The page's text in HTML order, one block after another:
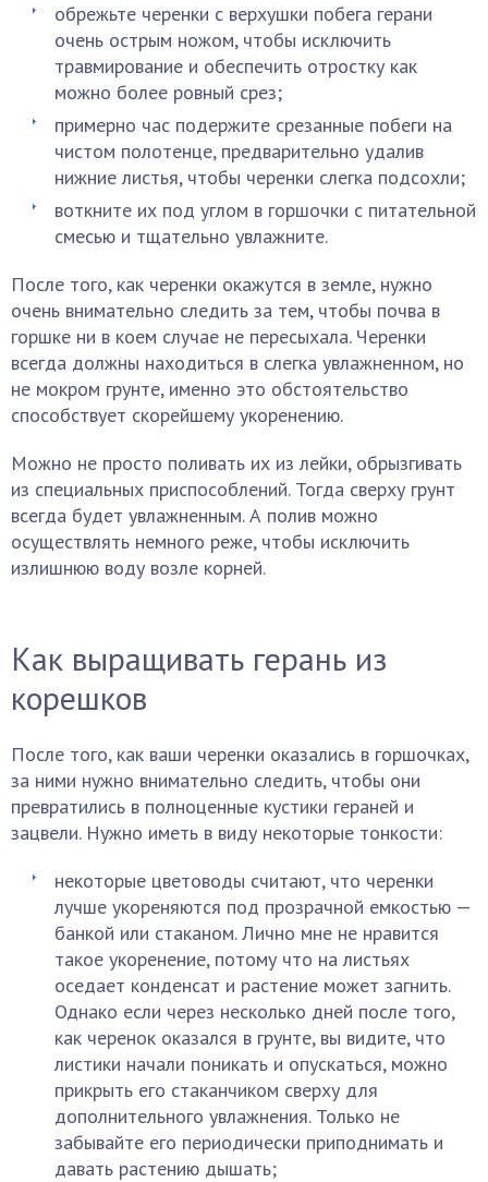
обрежьте черенки с верхушки побега герани
очень острым ножом, чтобы исключить
травмирование и обеспечить отростку как
можно более ровный срез;
примерно час подержите срезанные побеги на
чистом полотенце, предварительно удалив
нижние листья, чтобы черенки слегка подсохли;
воткните их под углом в горшочки с питательной
смесью и тщательно увлажните.
После того, как черенки окажутся в земле, нужно
очень внимательно следить за тем, чтобы почва в
горшке ни в коем случае не пересыхала. Черенки
всегда должны находиться в слегка увлажненном, но
не мокром грунте, именно это обстоятельство
способствует скорейшему укоренению.
Можно не просто поливать их из лейки, обрызгивать
из специальных приспособлений. Тогда сверху грунт
всегда будет увлажненным. А полив можно
осуществлять немного реже, чтобы исключить
излишнюю воду возле корней.
Как выращивать герань из
корешков
После того, как ваши черенки оказались в горшочках,
за ними нужно внимательно следить, чтобы они
превратились в полноценные кустики гераней и
зацвели. Нужно иметь в виду некоторые тонкости:
некоторые цветоводы считают, что черенки
лучше укореняются под прозрачной емкостью —
банкой или стаканом. Лично мне не нравится
такое укоренение, потому что на листьях
оседает конденсат и растение может загнить.
Однако если через несколько дней после того,
как черенок оказался в грунте, вы видите, что
листики начали поникать и опускаться, можно
прикрыть его стаканчиком сверху для
дополнительного увлажнения. Только не
забывайте его периодически приподнимать и
давать растению дышать;